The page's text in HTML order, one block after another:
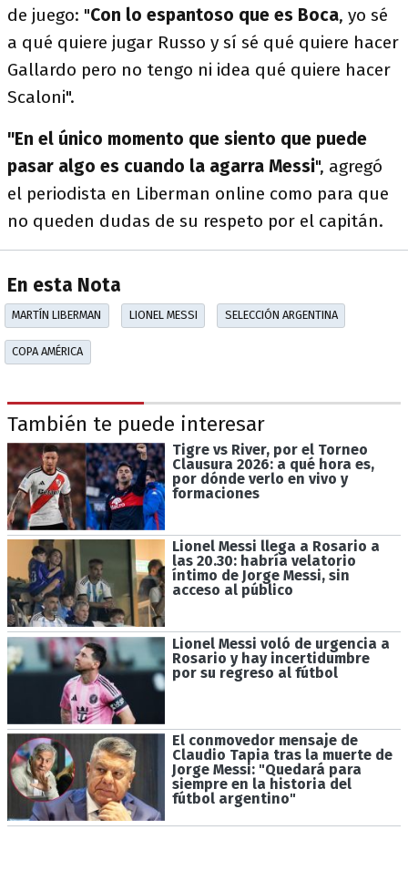
de juego: "Con lo espantoso que es Boca, yo sé
a qué quiere jugar Russo y sí sé qué quiere hacer
Gallardo pero no tengo ni idea qué quiere hacer
Scaloni".
"En el único momento que siento que puede
pasar algo es cuando la agarra Messi", agregó
el periodista en Liberman online como para que
no queden dudas de su respeto por el capitán.
En esta Nota
MARTÍN LIBERMAN LIONEL MESSI SELECCIÓN ARGENTINA
COPA AMÉRICA
También te puede interesar
Tigre vs River, por el Torneo
Clausura 2026: a qué hora es,
por dónde verlo en vivo y
formaciones
Lionel Messi llega a Rosario a
las 20.30: habría velatorio
íntimo de Jorge Messi, sin
acceso al público
Lionel Messi voló de urgencia a
Rosario y hay incertidumbre
por su regreso al fútbol
El conmovedor mensaje de
Claudio Tapia tras la muerte de
Jorge Messi: "Quedará para
siempre en la historia del
fútbol argentino"